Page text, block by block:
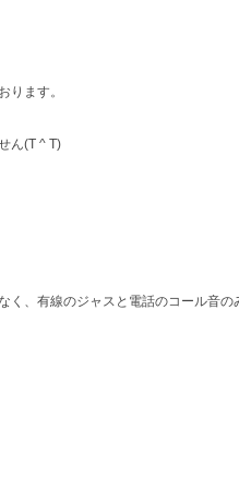
ります。
ん(T ^ T)
く、有線のジャスと電話のコール音の